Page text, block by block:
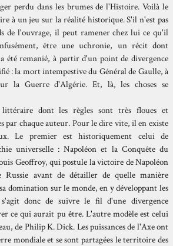
perdu dans les brumes de l'Histoire. Voilà le
à un jeu sur la réalité historique. S'il n'est pas
de l'ouvrage, il peut ramener chez lui ce qu'il
être une uchronie, un récit dont
été remanié, à partir d'un point de divergence
: la mort intempestive du Général de Gaulle, à
la Guerre d'Algérie. Et, là, les choses se
dont les règles sont très floues et
par chaque auteur. Pour le dire vite, il en existe
Le premier est historiquement celui de
universelle : Napoléon et la Conquête du
Geoffroy, qui postule la victoire de Napoléon
Russie avant de détailler de quelle manière
domination sur le monde, en y développant les
donc de suivre le fil d'une divergence
ce qui aurait pu être. L'autre modèle est celui
de Philip K. Dick. Les puissances de l'Axe ont
mondiale et se sont partagées le territoire des